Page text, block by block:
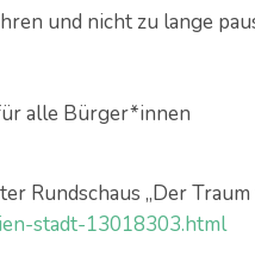
und nicht zu lange
alle Bürger*innen
Rundschaus „Der
stadt-13018303.html